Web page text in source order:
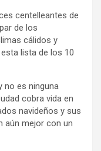
centelleantes de
de los
cálidos y
lista de los 10
no es ninguna
cobra vida en
navideños y sus
aún mejor con un